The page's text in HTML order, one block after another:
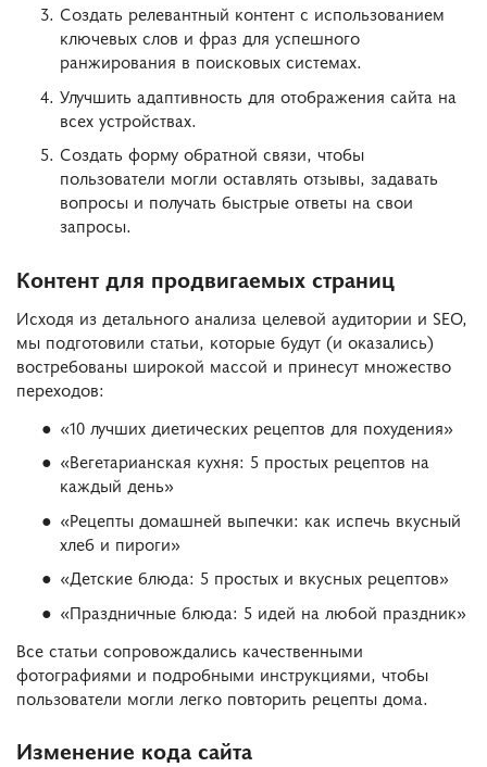
Создать релевантный контент с использованием
ключевых слов и фраз для успешного
ранжирования в поисковых системах.
Улучшить адаптивность для отображения сайта на
всех устройствах.
Создать форму обратной связи, чтобы
пользователи могли оставлять отзывы, задавать
вопросы и получать быстрые ответы на свои
запросы.
Контент для продвигаемых страниц
Исходя из детального анализа целевой аудитории и SEO,
мы подготовили статьи, которые будут (и оказались)
востребованы широкой массой и принесут множество
переходов:
«10 лучших диетических рецептов для похудения»
«Вегетарианская кухня: 5 простых рецептов на
каждый день»
«Рецепты домашней выпечки: как испечь вкусный
хлеб и пироги»
«Детские блюда: 5 простых и вкусных рецептов»
«Праздничные блюда: 5 идей на любой праздник»
Все статьи сопровождались качественными
фотографиями и подробными инструкциями, чтобы
пользователи могли легко повторить рецепты дома.
Изменение кода сайта